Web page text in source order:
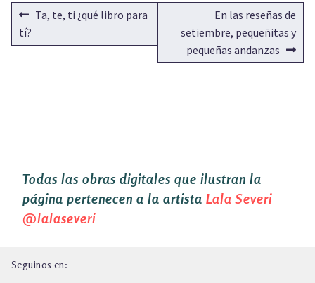
NAVEGACIÓN
DE
Anterior:
Ta, te, ti ¿qué libro para
tí?
Siguiente:
En las reseñas de
setiembre, pequeñitas y
pequeñas andanzas
Todas las obras digitales que ilustran la
página pertenecen a la artista Lala Severi
@lalaseveri
Seguinos en: